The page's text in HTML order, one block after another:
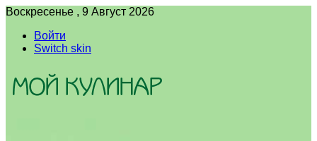
Воскресенье , 9 Август 2026
Войти
Switch skin